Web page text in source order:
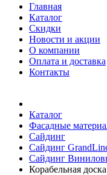
Главная
Каталог
Скидки
Новости и акции
О компании
Оплата и доставка
Контакты
Каталог
Фасадные
Сайдинг
Сайдинг
Сайдинг
Корабельная